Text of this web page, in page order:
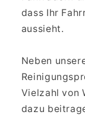
dass Ihr
aussieht.
Neben
Vielzahl von
dazu